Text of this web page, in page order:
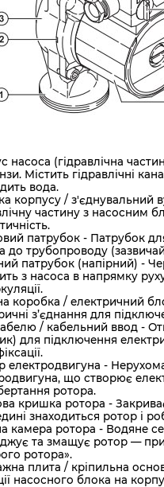
насоса (гідравлічна
Містить гідравлічні
вода.
корпусу / з'єднувальний
частину з насосним
патрубок - Патрубок
до трубопроводу (зазвичай
патрубок (напірний) -
з насоса в напрямку
коробка / електричний
з’єднання для
/ кабельний ввод -
для підключення
електродвигуна -
що створює
ротора.
кришка ротора -
знаходиться ротор і
камера ротора - Водяне
та змащує ротор —
ротора».
плита / кріпильна
насосного блока на